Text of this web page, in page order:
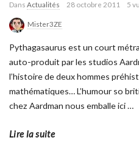
Dans Actualités 28 octobre 2011 5
Mister3ZE
Pythagasaurus est un court
auto-produit par les studios
l’histoire de deux hommes
mathématiques… L’humour so
chez Aardman nous emballe ici…
Lire la suite